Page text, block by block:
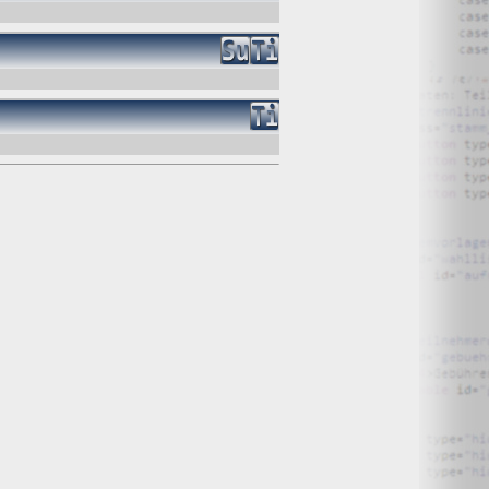
über Zugriffe auf die Website und speichern diese